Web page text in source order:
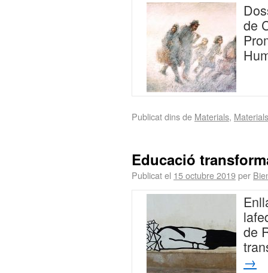
de
Publicat dins de Materials, Materials
Educació
Publicat el 15 octubre 2019per
de
→